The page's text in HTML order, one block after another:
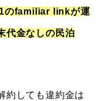
のfamiliar linkが運
代金なしの民泊
約しても違約金は